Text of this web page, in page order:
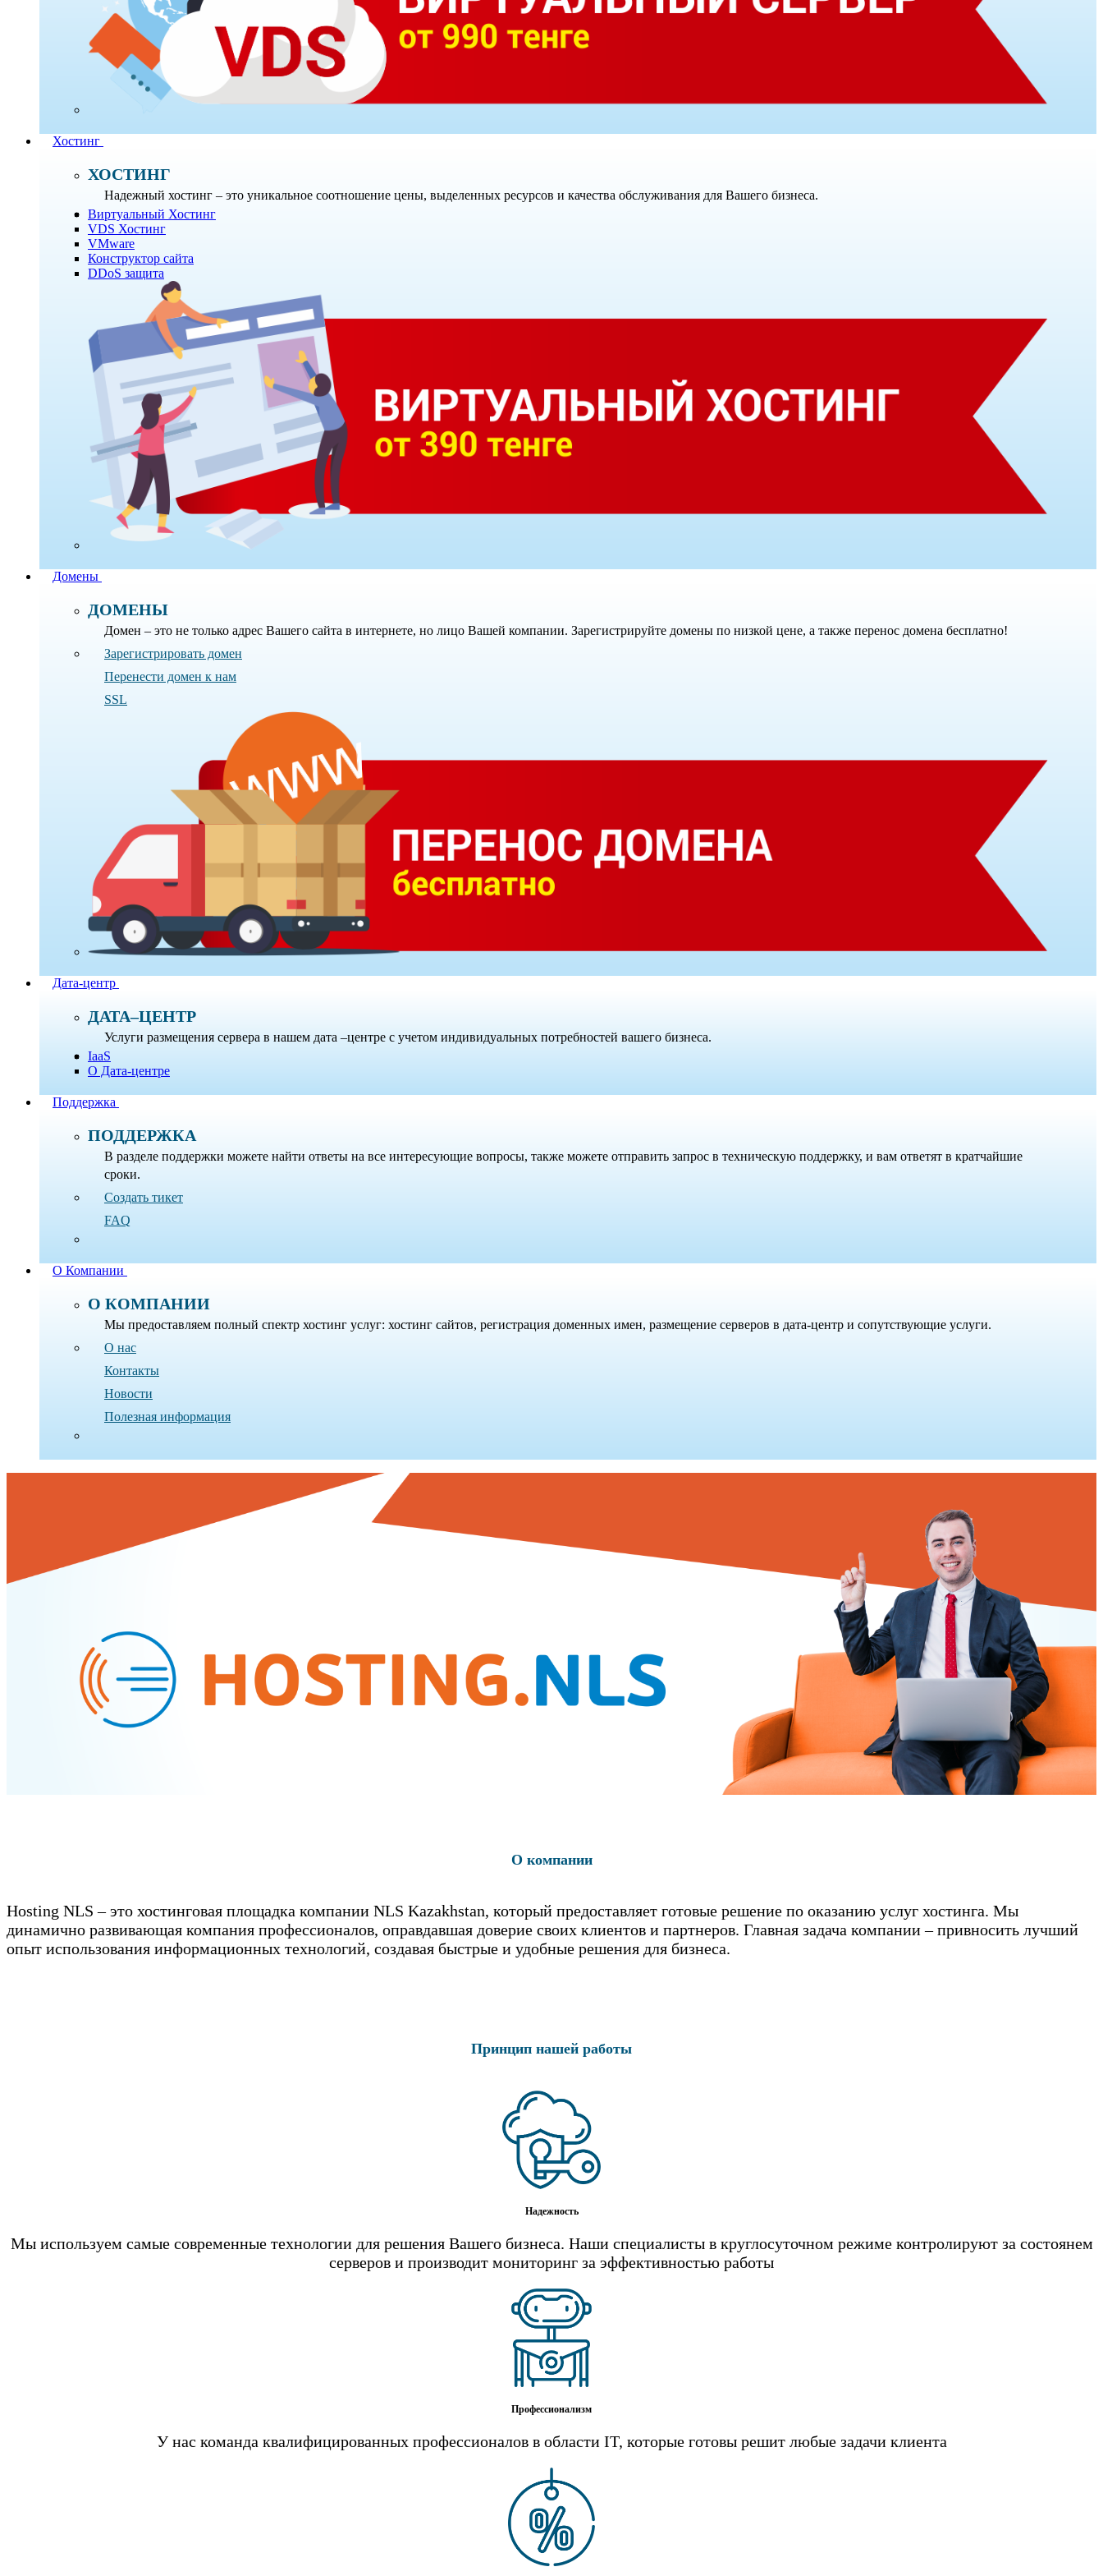
Хостинг
ХОСТИНГ
Надежный хостинг – это уникальное соотношение цены, выделенных ресурсов и качества обслуживания для Вашего бизнеса.
Виртуальный Хостинг
VDS Хостинг
VMware
Конструктор сайта
DDoS защита
Домены
ДОМЕНЫ
Домен – это не только адрес Вашего сайта в интернете, но лицо Вашей компании. Зарегистрируйте домены по низкой цене, а также перенос домена бесплатно!
Зарегистрировать домен
Перенести домен к нам
SSL
Дата-центр
ДАТА–ЦЕНТР
Услуги размещения сервера в нашем дата –центре с учетом индивидуальных потребностей вашего бизнеса.
IaaS
О Дата-центре
Поддержка
ПОДДЕРЖКА
В разделе поддержки можете найти ответы на все интересующие вопросы, также можете отправить запрос в техническую поддержку, и вам ответят в кратчайшие
сроки.
Создать тикет
FAQ
О Компании
О КОМПАНИИ
Мы предоставляем полный спектр хостинг услуг: хостинг сайтов, регистрация доменных имен, размещение серверов в дата-центр и сопутствующие услуги.
О нас
Контакты
Новости
Полезная информация
О компании
Hosting NLS – это хостинговая площадка компании NLS Kazakhstan, который предоставляет готовые решение по оказанию услуг хостинга. Мы
динамично развивающая компания профессионалов, оправдавшая доверие своих клиентов и партнеров. Главная задача компании – привносить лучший
опыт использования информационных технологий, создавая быстрые и удобные решения для бизнеса.
Принцип нашей работы
Надежность
Мы используем самые современные технологии для решения Вашего бизнеса. Наши специалисты в круглосуточном режиме контролируют за состоянем
серверов и производит мониторинг за эффективностью работы
Профессионализм
У нас команда квалифицированных профессионалов в области IT, которые готовы решит любые задачи клиента